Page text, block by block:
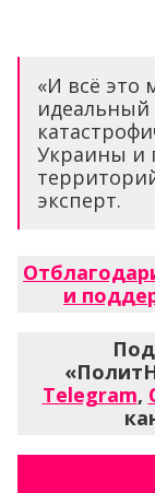
«И всё это
Украины и
эксперт.
и
Telegram,